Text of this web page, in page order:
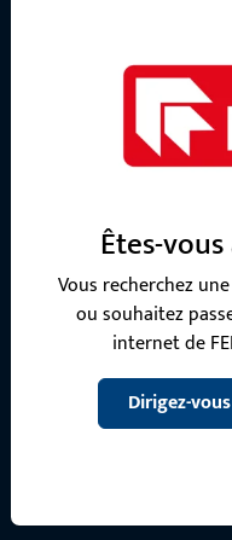
nos produits,
contacter par téléphone
Êtes-
Vous recherchez
ou souhaitez
internet de
Dirigez-